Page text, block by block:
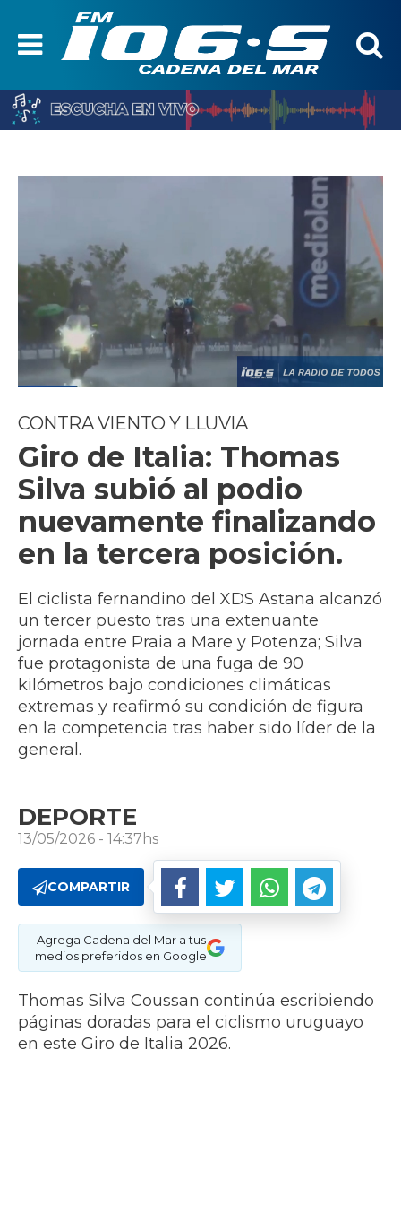
CONTRA VIENTO Y LLUVIA
Giro de Italia: Thomas
Silva subió al podio
nuevamente finalizando
en la tercera posición.
El ciclista fernandino del XDS Astana alcanzó
un tercer puesto tras una extenuante
jornada entre Praia a Mare y Potenza; Silva
fue protagonista de una fuga de 90
kilómetros bajo condiciones climáticas
extremas y reafirmó su condición de figura
en la competencia tras haber sido líder de la
general.
DEPORTE
13/05/2026 - 14:37hs
COMPARTIR
Agrega Cadena del Mar a tus
medios preferidos en Google
Thomas Silva Coussan continúa escribiendo
páginas doradas para el ciclismo uruguayo
en este Giro de Italia 2026.